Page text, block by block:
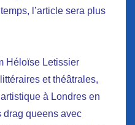
l’article sera plus
Héloïse Letissier
et théâtrales,
à Londres en
drag queens avec